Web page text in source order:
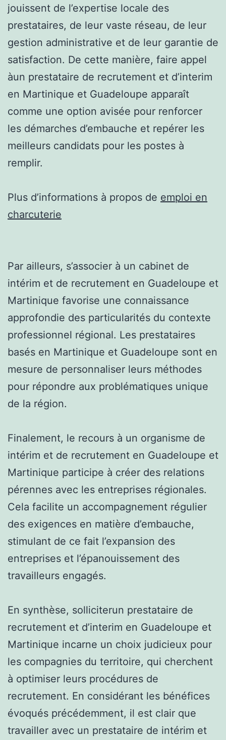
jouissent de l’expertise locale des
prestataires, de leur vaste réseau, de leur
gestion administrative et de leur garantie de
satisfaction. De cette manière, faire appel
àun prestataire de recrutement et d’interim
en Martinique et Guadeloupe apparaît
comme une option avisée pour renforcer
les démarches d’embauche et repérer les
meilleurs candidats pour les postes à
remplir.
Plus d’informations à propos de emploi en
charcuterie
Par ailleurs, s’associer à un cabinet de
intérim et de recrutement en Guadeloupe et
Martinique favorise une connaissance
approfondie des particularités du contexte
professionnel régional. Les prestataires
basés en Martinique et Guadeloupe sont en
mesure de personnaliser leurs méthodes
pour répondre aux problématiques unique
de la région.
Finalement, le recours à un organisme de
intérim et de recrutement en Guadeloupe et
Martinique participe à créer des relations
pérennes avec les entreprises régionales.
Cela facilite un accompagnement régulier
des exigences en matière d’embauche,
stimulant de ce fait l’expansion des
entreprises et l’épanouissement des
travailleurs engagés.
En synthèse, solliciterun prestataire de
recrutement et d’interim en Guadeloupe et
Martinique incarne un choix judicieux pour
les compagnies du territoire, qui cherchent
à optimiser leurs procédures de
recrutement. En considérant les bénéfices
évoqués précédemment, il est clair que
travailler avec un prestataire de intérim et